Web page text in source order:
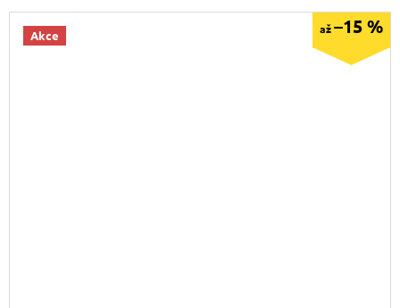
Akce až–15 %